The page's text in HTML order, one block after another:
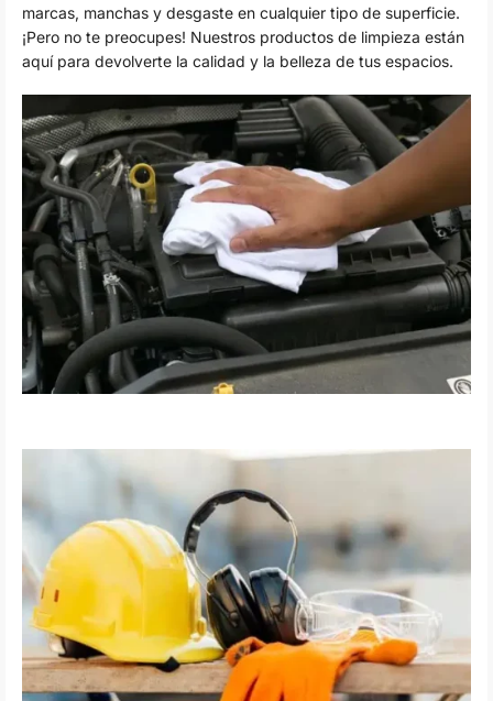
marcas, manchas y desgaste en cualquier tipo de superficie.
¡Pero no te preocupes! Nuestros productos de limpieza están
aquí para devolverte la calidad y la belleza de tus espacios.